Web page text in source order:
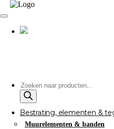
Producten
zoeken
Bestrating, elementen &
Muurelementen & banden